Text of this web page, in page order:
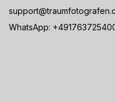
WhatsApp: